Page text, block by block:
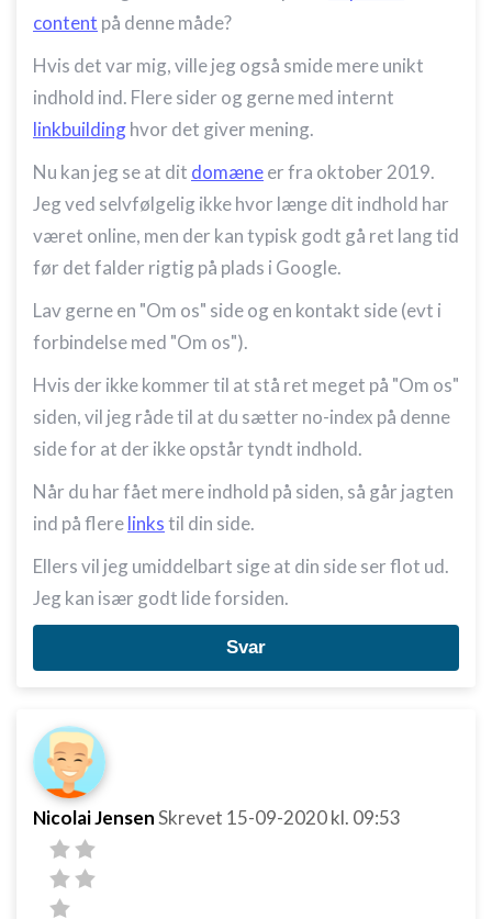
content på denne måde?
Hvis det var mig, ville jeg også smide mere unikt
indhold ind. Flere sider og gerne med internt
linkbuildinghvor det giver mening.
Nu kan jeg se at dit domæneer fra oktober 2019.
Jeg ved selvfølgelig ikke hvor længe dit indhold har
været online, men der kan typisk godt gå ret lang tid
før det falder rigtig på plads i Google.
Lav gerne en "Om os" side og en kontakt side (evt i
forbindelse med "Om os").
Hvis der ikke kommer til at stå ret meget på "Om os"
siden, vil jeg råde til at du sætter no-index på denne
side for at der ikke opstår tyndt indhold.
Når du har fået mere indhold på siden, så går jagten
ind på flerelinkstil din side.
Ellers vil jeg umiddelbart sige at din side ser flot ud.
Jeg kan især godt lide forsiden.
Svar
Nicolai JensenSkrevet 15-09-2020kl. 09:53